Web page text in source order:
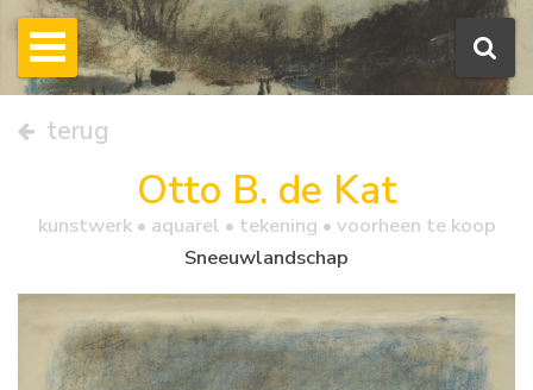
terug
Otto B. de Kat
kunstwerk • aquarel • tekening • voorheen te koop
Sneeuwlandschap